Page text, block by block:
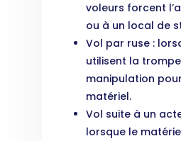
voleurs forcent
ou à un local de
Vol par ruse :
utilisent la
manipulation
matériel.
Vol suite à un
lorsque le